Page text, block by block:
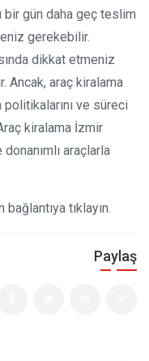
bir gün daha geç teslim
gerekebilir.
dikkat etmeniz
Ancak, araç kiralama
ve süreci
kiralama İzmir
araçlarla
tıklayın.
Paylaş